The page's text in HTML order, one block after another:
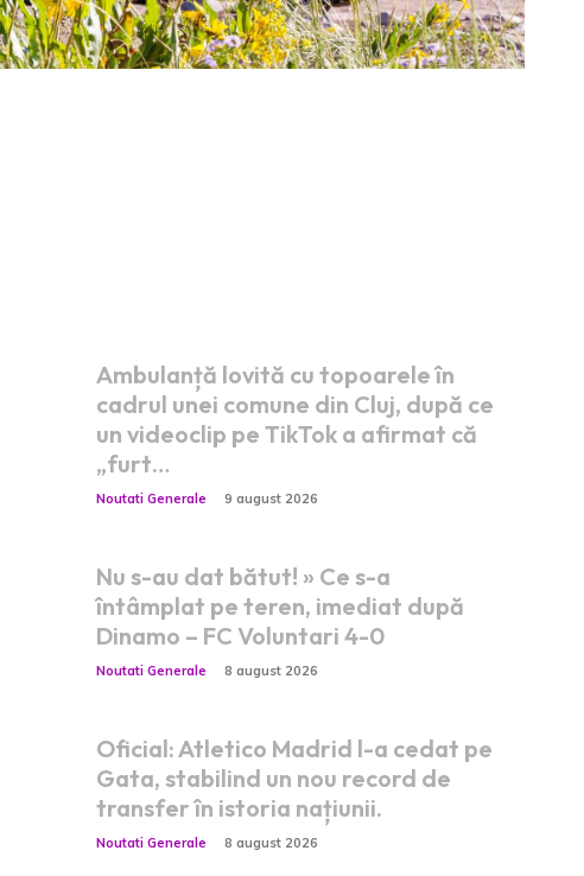
Ambulanță lovită cu topoarele în
cadrul unei comune din Cluj, după ce
un videoclip pe TikTok a afirmat că
„furt…
Noutati Generale 9 august 2026
Nu s-au dat bătut! » Ce s-a
întâmplat pe teren, imediat după
Dinamo – FC Voluntari 4-0
Noutati Generale 8 august 2026
Oficial: Atletico Madrid l-a cedat pe
Gata, stabilind un nou record de
transfer în istoria națiunii.
Noutati Generale 8 august 2026